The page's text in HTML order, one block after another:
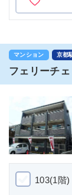
マンション 京都
フェリーチ
103(1階)